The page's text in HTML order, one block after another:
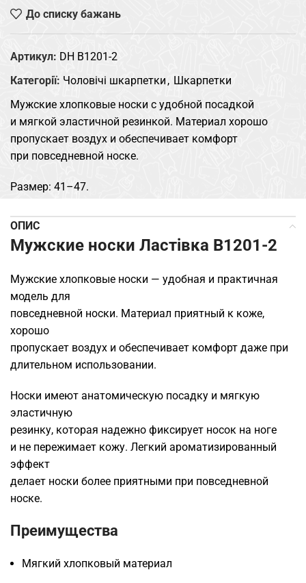
До списку бажань
Артикул: DH B1201-2
Категорії: Чоловічі шкарпетки , Шкарпетки
Мужские хлопковые носки с удобной посадкой
и мягкой эластичной резинкой. Материал хорошо
пропускает воздух и обеспечивает комфорт
при повседневной носке.
Размер: 41–47.
ОПИС
Мужские носки Ластівка B1201-2
Мужские хлопковые носки — удобная и практичная
модель для
повседневной носки. Материал приятный к коже,
хорошо
пропускает воздух и обеспечивает комфорт даже при
длительном использовании.
Носки имеют анатомическую посадку и мягкую
эластичную
резинку, которая надежно фиксирует носок на ноге
и не пережимает кожу. Легкий ароматизированный
эффект
делает носки более приятными при повседневной
носке.
Преимущества
Мягкий хлопковый материал